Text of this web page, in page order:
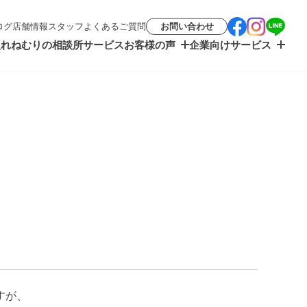
グ店舗情報 スタッフ よくあるご質問 お問い合わせ
ねむりの相談所サービスお客様の声 企業向けサービス
、